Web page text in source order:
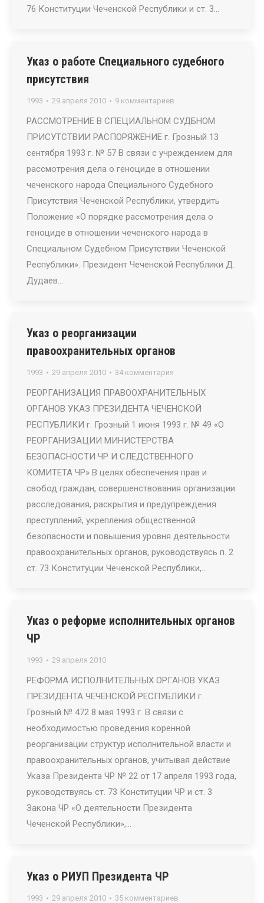
76 Конституции Чеченской Республики и ст. 3…
Указ о работе Специального судебного
присутствия
1993 29 апреля 2010 9 комментариев
РАССМОТРЕНИЕ В СПЕЦИАЛЬНОМ СУДБНОМ
ПРИСУТСТВИИ РАСПОРЯЖЕНИЕ г. Грозный 13
сентября 1993 г. № 57 В связи с учреждением для
рассмотрения дела о геноциде в отношении
чеченского народа Специального Судебного
Присутствия Чеченской Республики, утвердить
Положение «О порядке рассмотрения дела о
геноциде в отношении чеченского народа в
Специальном Судебном Присутствии Чеченской
Республики». Президент Чеченской Республики Д.
Дудаев…
Указ о реорганизации
правоохранительных органов
1993 29 апреля 2010 34 комментария
РЕОРГАНИЗАЦИЯ ПРАВООХРАНИТЕЛЬНЫХ
ОРГАНОВ УКАЗ ПРЕЗИДЕНТА ЧЕЧЕНСКОЙ
РЕСПУБЛИКИ г. Грозный 1 июня 1993 г. № 49 «О
РЕОРГАНИЗАЦИИ МИНИСТЕРСТВА
БЕЗОПАСНОСТИ ЧР И СЛЕДСТВЕННОГО
КОМИТЕТА ЧР» В целях обеспечения прав и
свобод граждан, совершенствования организации
расследования, раскрытия и предупреждения
преступлений, укрепления общественной
безопасности и повышения уровня деятельности
правоохранительных органов, руководствуясь п. 2
ст. 73 Конституции Чеченской Республики,…
Указ о реформе исполнительных органов
ЧР
1993 29 апреля 2010
РЕФОРМА ИСПОЛНИТЕЛЬНЫХ ОРГАНОВ УКАЗ
ПРЕЗИДЕНТА ЧЕЧЕНСКОЙ РЕСПУБЛИКИ г.
Грозный № 472 8 мая 1993 г. В связи с
необходимостью проведения коренной
реорганизации структур исполнительной власти и
правоохранительных органов, учитывая действие
Указа Президента ЧР № 22 от 17 апреля 1993 года,
руководствуясь ст. 73 Конституции ЧР и ст. 3
Закона ЧР «О деятельности Президента
Чеченской Республики»,…
Указ о РИУП Президента ЧР
1993 29 апреля 2010 35 комментариев